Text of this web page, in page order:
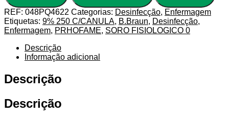
REF: 048PQ4622 Categorias: Desinfecção, Enfermagem
Etiquetas: 9% 250 C/CANULA, B.Braun, Desinfecção,
Enfermagem, PRHOFAME, SORO FISIOLOGICO 0
Descrição
Informação adicional
Descrição
Descrição